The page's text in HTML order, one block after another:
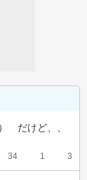
　だけど、、
34 1 3